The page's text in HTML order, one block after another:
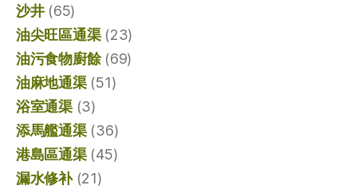
沙井(65)
油尖旺區通渠(23)
油污食物廚餘(69)
油麻地通渠(51)
浴室通渠(3)
添馬艦通渠(36)
港島區通渠(45)
漏水修补(21)